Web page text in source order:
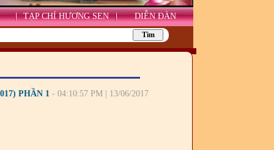
TẠP CHÍ HƯƠNG SEN DIỄN ĐÀN
PHẦN 1 - 04:10:57 PM | 13/06/2017